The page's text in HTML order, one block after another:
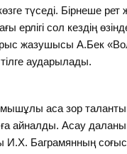
түседі. Бірнеше
ерлігі сол кездің
жазушысы А.Бек
аударылады.
аса зор
айналды. Асау
И.Х. Баграмянның